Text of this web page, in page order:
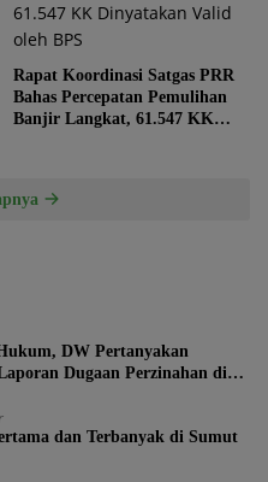
Rapat Koordinasi Satgas PRR
Bahas Percepatan Pemulihan
Banjir Langkat, 61.547 KK
DW Pertanyakan
Dugaan Perzinahan di
dan Terbanyak di Sumut